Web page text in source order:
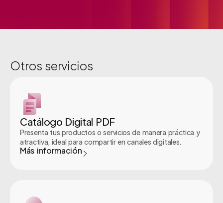
Otros servicios
Catálogo Digital PDF
Presenta tus productos o servicios de manera práctica y
atractiva, ideal para compartir en canales digitales.
Más información